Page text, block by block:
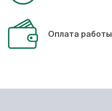
Оплата работы